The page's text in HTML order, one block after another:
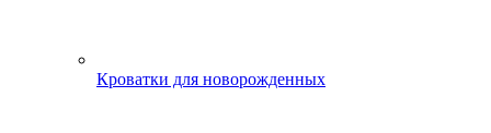
Кроватки для новорожденных